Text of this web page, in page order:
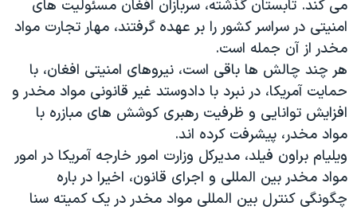
فرهنگ و زندگی
حقوق شهروندی
اقتصادی
علم و فناوری
اسرائیل در جنگ
گالری عکس
آرشیو پخش زنده
مستندها
انتخابات ریاست جمهوری آمریکا ۲۰۲۴
حمله جمهوری اسلامی به اسرائیل
رمز مهسا
ورزش زنان در ایران
اعتراضات زن، زندگی، آزادی
مجموعه مستندهای دادخواهی
دنبال کنید
زبانهای مختلف
می کند. تابستان گذشته، سربازان افغان مسئولیت های
امنیتی در سراسر کشور را بر عهده گرفتند، مهار تجارت مواد
مخدر از آن جمله است.
هر چند چالش ها باقی است، نیروهای امنیتی افغان، با
حمایت آمریکا، در نبرد با دادوستد غیر قانونی مواد مخدر و
افزایش توانایی و ظرفیت رهبری کوشش های مبازره با
مواد مخدر، پیشرفت کرده اند.
ویلیام براون فیلد، مدیرکل وزارت امور خارجه آمریکا در امور
مواد مخدر بین المللی و اجرای قانون، اخیرا در باره
چگونگی کنترل بین المللی مواد مخدر در یک کمیته سنا